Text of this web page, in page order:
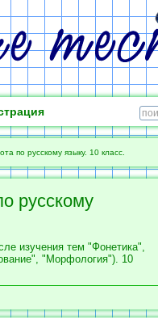
по русскому языку. 10 класс.
русскому
изучения тем "Фонетика",
"Морфология"). 10